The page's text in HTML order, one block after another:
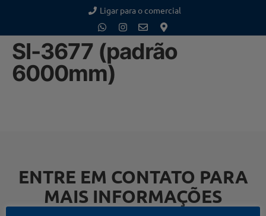
Ligar para o comercial
SI-3677 (padrão
6000mm)
ENTRE EM CONTATO PARA
MAIS INFORMAÇÕES